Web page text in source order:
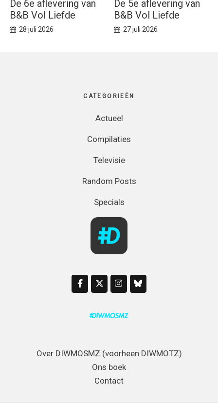
De 6e aflevering van
B&B Vol Liefde
28 juli 2026
De 5e aflevering van
B&B Vol Liefde
27 juli 2026
CATEGORIEËN
Actueel
Compilaties
Televisie
Random Posts
Specials
Over DIWMOSMZ (voorheen DIWMOTZ)
Ons boek
Contact